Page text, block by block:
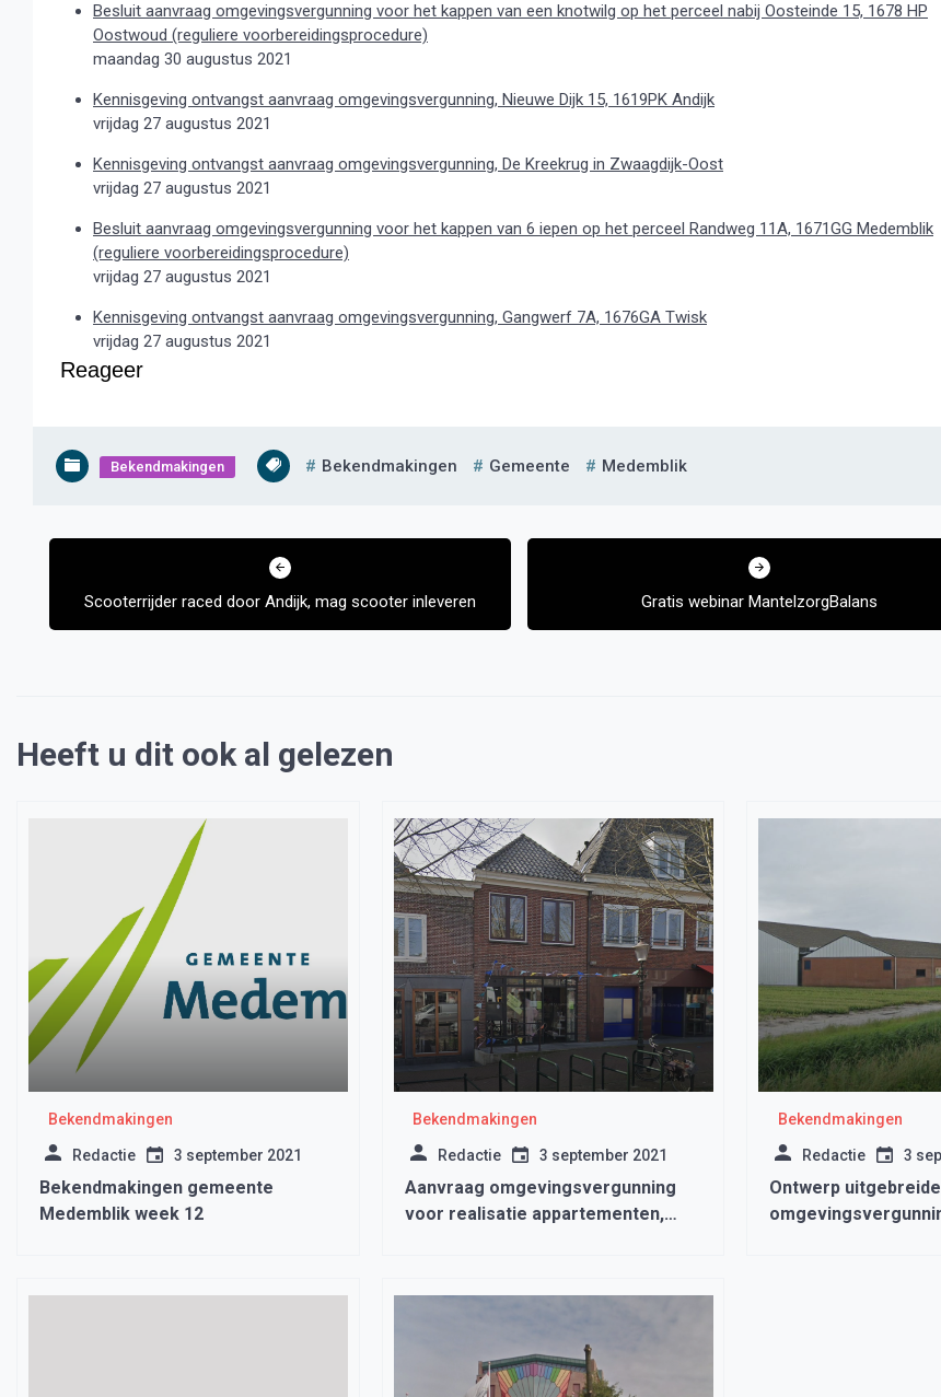
Besluit aanvraag omgevingsvergunning voor het kappen van een knotwilg op het perceel nabij Oosteinde 15, 1678 HP
Oostwoud (reguliere voorbereidingsprocedure)
maandag 30 augustus 2021
Kennisgeving ontvangst aanvraag omgevingsvergunning, Nieuwe Dijk 15, 1619PK Andijk
vrijdag 27 augustus 2021
Kennisgeving ontvangst aanvraag omgevingsvergunning, De Kreekrug in Zwaagdijk-Oost
vrijdag 27 augustus 2021
Besluit aanvraag omgevingsvergunning voor het kappen van 6 iepen op het perceel Randweg 11A, 1671GG Medemblik
(reguliere voorbereidingsprocedure)
vrijdag 27 augustus 2021
Kennisgeving ontvangst aanvraag omgevingsvergunning, Gangwerf 7A, 1676GA Twisk
vrijdag 27 augustus 2021
Reageer
Bekendmakingen Bekendmakingen Gemeente Medemblik
Bericht
Scooterrijder raced door Andijk, mag scooter inleveren Gratis webinar MantelzorgBalans
Heeft u dit ook al gelezen
Bekendmakingen
Redactie 3 september 2021
Bekendmakingen gemeente
Medemblik week 12
Bekendmakingen
Redactie 3 september 2021
Aanvraag omgevingsvergunning
voor realisatie appartementen,
Bekendmakingen
Redactie 3
Ontwerp uitgebreide